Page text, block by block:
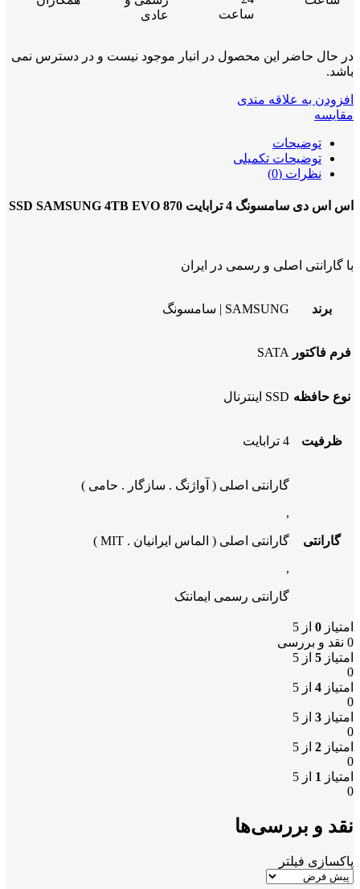
ساعت
عادی
در حال حاضر این محصول در انبار موجود نیست و در دسترس نمی
باشد.
افزودن به علاقه مندی
مقایسه
توضیحات
توضیحات تکمیلی
نظرات (0)
اس اس دی سامسونگ 4 ترابایت SSD SAMSUNG 4TB EVO 870
با گارانتی اصلی و رسمی در ایران
برند SAMSUNG | سامسونگ
فرم فاکتور SATA
نوع حافظه SSD اینترنال
ظرفیت 4 ترابایت
گارانتی
گارانتی اصلی ( آواژنگ . سازگار . حامی )
,
گارانتی اصلی ( الماس ایرانیان . MIT )
,
گارانتی رسمی ایمانتک
امتیاز 0 از 5
0 نقد و بررسی
امتیاز 5 از 5
0
امتیاز 4 از 5
0
امتیاز 3 از 5
0
امتیاز 2 از 5
0
امتیاز 1 از 5
0
نقد و بررسی‌ها
پاکسازی فیلتر